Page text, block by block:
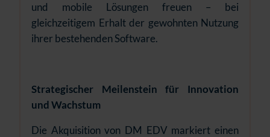
und mobile Lösungen freuen – bei
gleichzeitigem Erhalt der gewohnten Nutzung
ihrer bestehenden Software.
Strategischer Meilenstein für Innovation
und Wachstum
Die Akquisition von DM EDV markiert einen